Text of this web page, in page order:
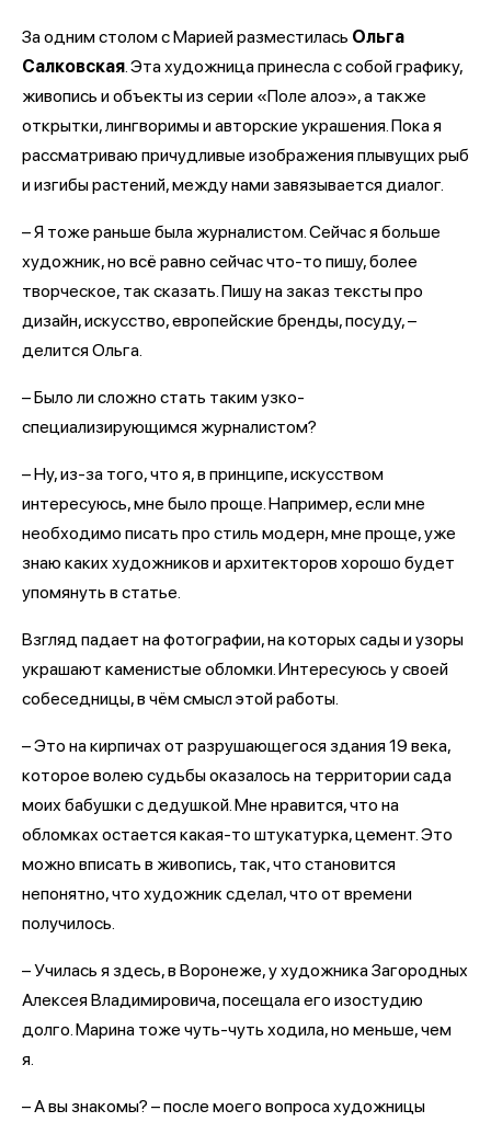
За одним столом с Марией разместилась Ольга
Салковская . Эта художница принесла с собой графику,
живопись и объекты из серии «Поле алоэ», а также
открытки, лингворимы и авторские украшения. Пока я
рассматриваю причудливые изображения плывущих рыб
и изгибы растений, между нами завязывается диалог.
– Я тоже раньше была журналистом. Сейчас я больше
художник, но всё равно сейчас что-то пишу, более
творческое, так сказать. Пишу на заказ тексты про
дизайн, искусство, европейские бренды, посуду, –
делится Ольга.
– Было ли сложно стать таким узко-
специализирующимся журналистом?
– Ну, из-за того, что я, в принципе, искусством
интересуюсь, мне было проще. Например, если мне
необходимо писать про стиль модерн, мне проще, уже
знаю каких художников и архитекторов хорошо будет
упомянуть в статье.
Взгляд падает на фотографии, на которых сады и узоры
украшают каменистые обломки. Интересуюсь у своей
собеседницы, в чём смысл этой работы.
– Это на кирпичах от разрушающегося здания 19 века,
которое волею судьбы оказалось на территории сада
моих бабушки с дедушкой. Мне нравится, что на
обломках остается какая-то штукатурка, цемент. Это
можно вписать в живопись, так, что становится
непонятно, что художник сделал, что от времени
получилось.
– Училась я здесь, в Воронеже, у художника Загородных
Алексея Владимировича, посещала его изостудию
долго. Марина тоже чуть-чуть ходила, но меньше, чем
я.
– А вы знакомы? – после моего вопроса художницы